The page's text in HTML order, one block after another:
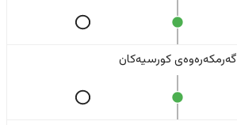
گەرمکەرەوەی کورسیەکان